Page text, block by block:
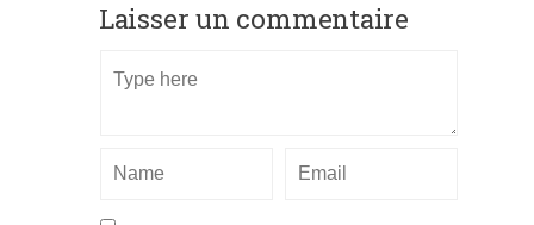
Laisser un commentaire